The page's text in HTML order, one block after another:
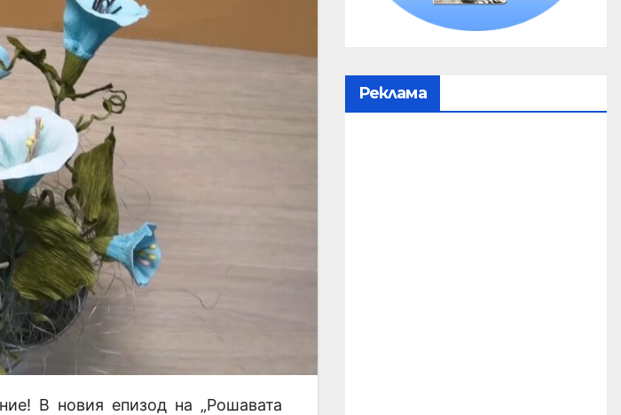
В новия епизод на „Рошавата
Реклама